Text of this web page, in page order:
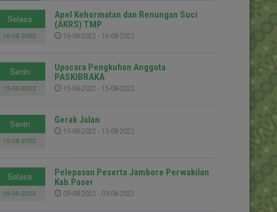
Selasa
16-08-2022
Apel Kehormatan dan Renungan Suci
(AKRS) TMP
16-08-2022 - 16-08-2022
Senin
15-08-2022
Upacara Pengkuhan Anggota
PASKIBRAKA
15-08-2022 - 15-08-2022
Senin
15-08-2022
Gerak Jalan
15-08-2022 - 15-08-2022
Selasa
09-08-2022
Pelepasan Peserta Jambore Perwakilan
Kab.Paser
09-08-2022 - 09-08-2022